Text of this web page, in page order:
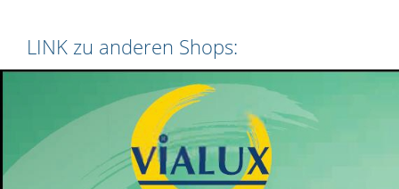
LINK zu anderen Shops: